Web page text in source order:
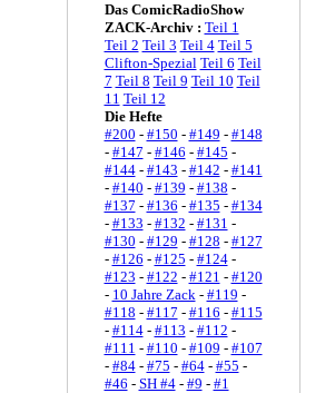
Das ComicRadioShow
ZACK-Archiv : Teil 1
Teil 2 Teil 3 Teil 4 Teil 5
Clifton-Spezial Teil 6 Teil
7 Teil 8 Teil 9 Teil 10 Teil
11 Teil 12
Die Hefte
#200 - #150 - #149 - #148
- #147 - #146 - #145 -
#144- #143 - #142 - #141
- #140 - #139 - #138 -
#137 - #136 - #135 - #134
- #133 - #132 - #131 -
#130 - #129 - #128 - #127
- #126 - #125 - #124-
#123 - #122 - #121 - #120
- 10 Jahre Zack- #119 -
#118 - #117 - #116 - #115
- #114- #113 - #112 -
#111 - #110 - #109 - #107
- #84- #75 - #64- #55 -
#46 - SH #4- #9 - #1